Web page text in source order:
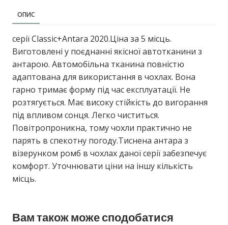
ОПИС
серії Classic+Antara 2020.Ціна за 5 місць.
Виготовлені у поєднанні якісної автотканини з
антарою. Автомобільна тканина повністю
адаптована для використання в чохлах. Вона
гарно тримає форму під час експлуатації. Не
розтягується. Має високу стійкість до вигорання
під впливом сонця. Легко чиститься.
Повітропроникна, тому чохли практично не
парять в спекотну погоду.Тиснена антара з
візерунком ромб в чохлах даної серії забезпечує
комфорт. Уточнювати ціни на іншу кількість
місць.
Вам також може сподобатися